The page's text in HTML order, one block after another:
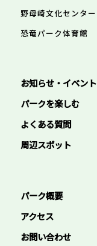
野母崎文化センター
恐竜パーク体育館
お知らせ・イベント
パークを楽しむ
よくある質問
周辺スポット
パーク概要
アクセス
お問い合わせ